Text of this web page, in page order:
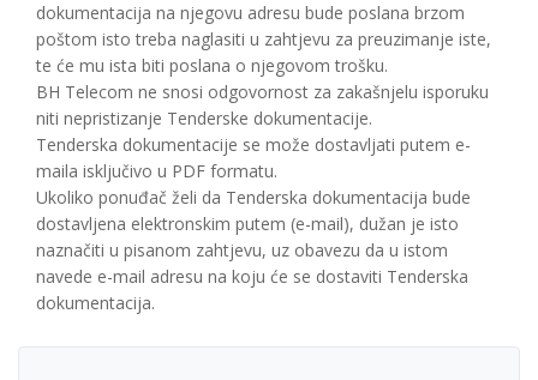
dokumentacija na njegovu adresu bude poslana brzom
poštom isto treba naglasiti u zahtjevu za preuzimanje iste,
te će mu ista biti poslana o njegovom trošku.
BH Telecom ne snosi odgovornost za zakašnjelu isporuku
niti nepristizanje Tenderske dokumentacije.
Tenderska dokumentacije se može dostavljati putem e-
maila isključivo u PDF formatu.
Ukoliko ponuđač želi da Tenderska dokumentacija bude
dostavljena elektronskim putem (e-mail), dužan je isto
naznačiti u pisanom zahtjevu, uz obavezu da u istom
navede e-mail adresu na koju će se dostaviti Tenderska
dokumentacija.